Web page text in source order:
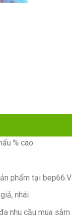
% cao
phẩm tại
nhái
nhu cầu mua sắm